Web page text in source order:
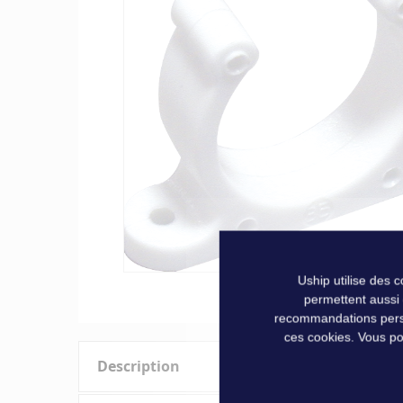
of
Description
Uship utilise des
permettent
recommandations
ces cookies. Vous